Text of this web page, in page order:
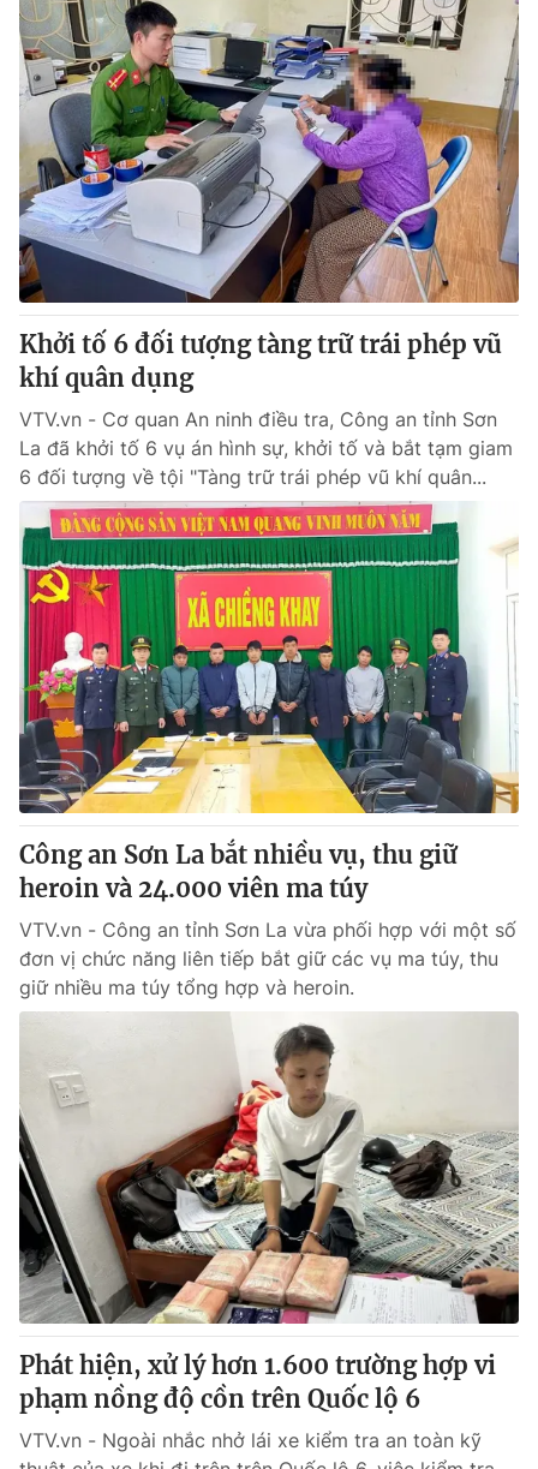
Khởi tố 6 đối tượng tàng trữ trái phép vũ
khí quân dụng
VTV.vn - Cơ quan An ninh điều tra, Công an tỉnh Sơn
La đã khởi tố 6 vụ án hình sự, khởi tố và bắt tạm giam
6 đối tượng về tội "Tàng trữ trái phép vũ khí quân...
Công an Sơn La bắt nhiều vụ, thu giữ
heroin và 24.000 viên ma túy
VTV.vn - Công an tỉnh Sơn La vừa phối hợp với một số
đơn vị chức năng liên tiếp bắt giữ các vụ ma túy, thu
giữ nhiều ma túy tổng hợp và heroin.
Phát hiện, xử lý hơn 1.600 trường hợp vi
phạm nồng độ cồn trên Quốc lộ 6
VTV.vn - Ngoài nhắc nhở lái xe kiểm tra an toàn kỹ